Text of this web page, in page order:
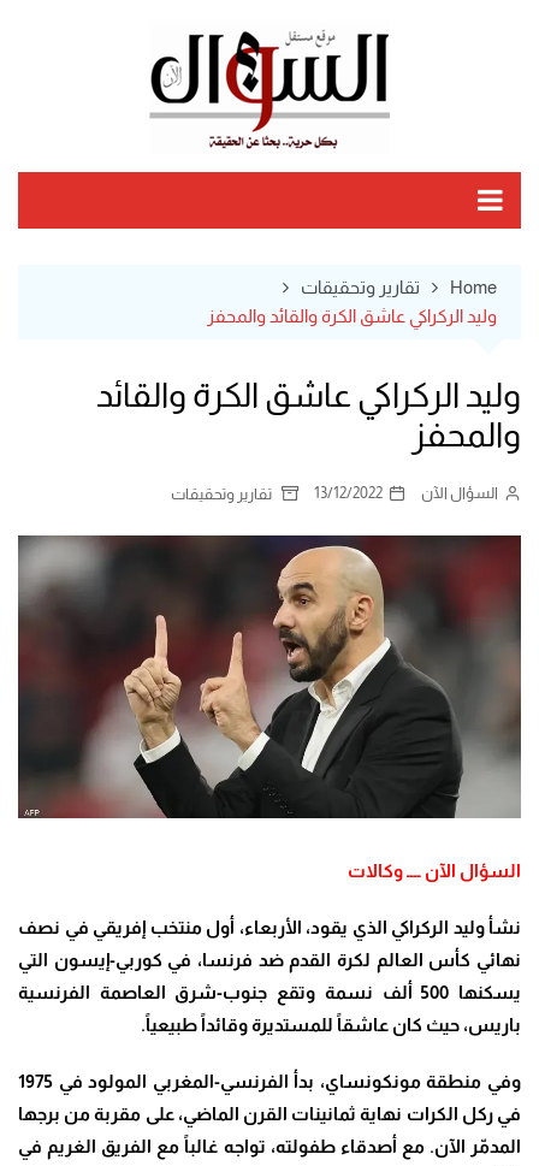
Home
تقارير وتحقيقات
وليد الركراكي عاشق الكرة والقائد والمحفز
وليد الركراكي عاشق الكرة والقائد
والمحفز
السؤال الآن 13/12/2022 تقارير وتحقيقات
السؤال الآن ــــ وكالات
نشأ وليد الركراكي الذي يقود، الأربعاء، أول منتخب إفريقي في نصف
نهائي كأس العالم لكرة القدم ضد فرنسا، في كوربي-إيسون التي
يسكنها 500 ألف نسمة وتقع جنوب-شرق العاصمة الفرنسية
باريس، حيث كان عاشقاً للمستديرة وقائداً طبيعياً.
وفي منطقة مونكونساي، بدأ الفرنسي-المغربي المولود في 1975
في ركل الكرات نهاية ثمانينات القرن الماضي، على مقربة من برجها
المدمّر الآن. مع أصدقاء طفولته، تواجه غالباً مع الفريق الغريم في